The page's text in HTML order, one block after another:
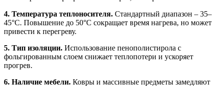
4. Температура теплоносителя. Стандартный диапазон – 35–
45°C. Повышение до 50°C сокращает время нагрева, но может
привести к перегреву.
5. Тип изоляции. Использование пенополистирола с
фольгированным слоем снижает теплопотери и ускоряет
прогрев.
6. Наличие мебели. Ковры и массивные предметы замедляют